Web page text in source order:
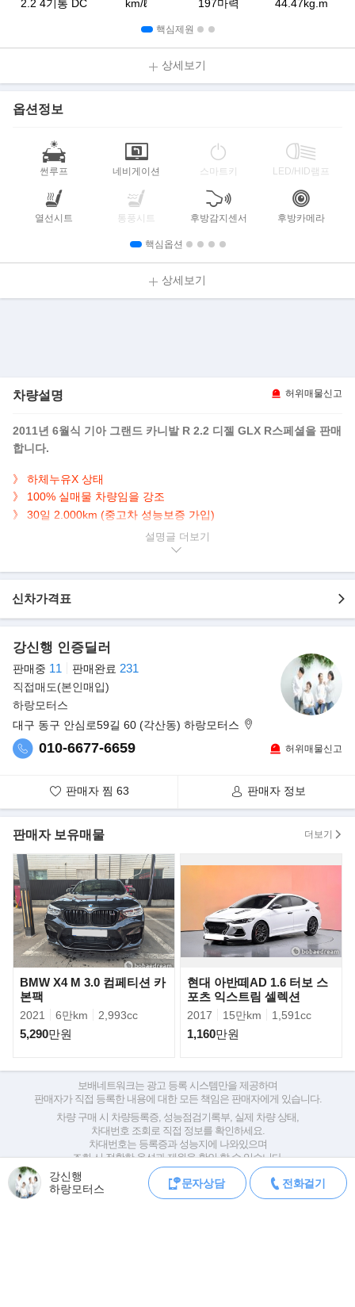
2.2 4기통 DC km/ℓ 197마력 44.47kg.m
핵심제원
상세보기
옵션정보
썬루프 네비게이션 스마트키 LED/HID램프
열선시트 통풍시트 후방감지센서 후방카메라
핵심옵션
상세보기
차량설명 허위매물신고
2011년 6월식 기아 그랜드 카니발 R 2.2 디젤 GLX R스페셜을 판매
합니다.
》 하체누유X 상태
》 100% 실매물 차량임을 강조
》 30일 2.000km (중고차 성능보증 가입)
뒷좌석TV+순정네비+오토도어+선루프등 풍부한 옵션
- 주 행 거 리 : 179,962KM
- 용 도 이 력 : X
- 보 증 범 위 : 30일 / 2.000 KM (중고차 성능보증 가입)
- 옵 션 여 부 : 하이패스 룸미러 , 선루프 , 순정네비게이션 , 후방 카
메라 , 후방주차감지센서,
오토슬라이딩도어, 풀 오토 에어컨 , 전동 접이 미러 , 크루즈 컨트
롤 , JBL사운드 시스템 ,
오토 라이트 , 스티어링 휠 리모컨, 블루투스 핸즈프리 , 열선 시트
▶판매자의 한마디
안녕하세요 소중한 시간 내어주셔서 감사합니다
현재 고객님께서 보시고있는 차량은 100% 실매물임을 이름을 걸고
약속드립니다.
차량 관련하여 궁금하신 부분이 있으시다면 언제든 상담 문의 가능
합니다
(전화 상담이 부담 스러우시다면 메세지도 가능하오니 편하게 문의
주세요)
(차량 구매 하심에 있어서 조금이라도 손해 덜 보게끔 상담 도와 드
리겠습니다)
(모바일로 차량 확인 하시는 분들은 하단에 "더 보기" 클릭하여 주시
면상세설명 글 확인 가능합니다.
참고 부탁드립니다)
① 운행 중이신 차량과 대차(교환) 가능합니다.
② 실매물 차량 영상통화/사진촬영 확인 가능합니다.
④ 경매/공매 등 출처가 확실하지 않은 차량은 매입 조차 하지 않습
⑤ 제가 판매하는 차량은 순수 개인명의 의 차량들만 매입해오는 차
량 입니다.
⑥ 특별이력 "전손분손,침수" 이력이 존재 하는 차량은 매입/판매 하
설명글
신차가격표
강신행 인증딜러
판매중 11 판매완료 231
직접매도(본인매입)
하랑모터스
대구 동구 안심로59길 60 (각산동) 하랑모터스
010-6677-6659 허위매물신고
판매자 찜 63 판매자 정보
판매자 보유매물 더보기
BMW X4 M 3.0 컴페티션 카
본팩
2021 6만km 2,993cc
5,290만원
현대 아반떼AD 1.6 터보 스
포츠 익스트림 셀렉션
2017 15만km 1,591cc
1,160만원
강신행
하랑모터스
문자상담 전화걸기
보배네트워크는 광고 등록 시스템만을 제공하며
판매자가 직접 등록한 내용에 대한 모든 책임은 판매자에게 있습니다.
차량 구매 시 차량등록증, 성능점검기록부, 실제 차량 상태,
차대번호 조회로 직접 정보를 확인하세요.
차대번호는 등록증과 성능지에 나와있으며
조회 시 정확한 옵션과 제원을 확인 할 수 있습니다.
보배네트워크는 통신판매중개자로 통신판매 당사자가 아니며,
상품·거래정보, 거래에 대하여 책임을 지지 않습니다.